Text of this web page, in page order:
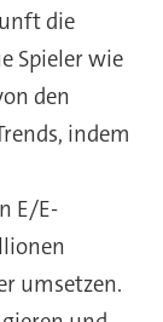
die
Spieler wie
den
indem
E/E-
umsetzen.